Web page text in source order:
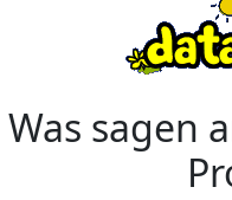
Was sagen